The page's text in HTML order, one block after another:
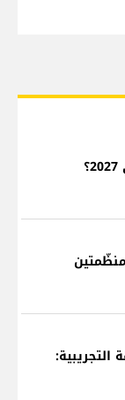
التجريبية: